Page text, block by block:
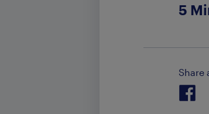
5
Share